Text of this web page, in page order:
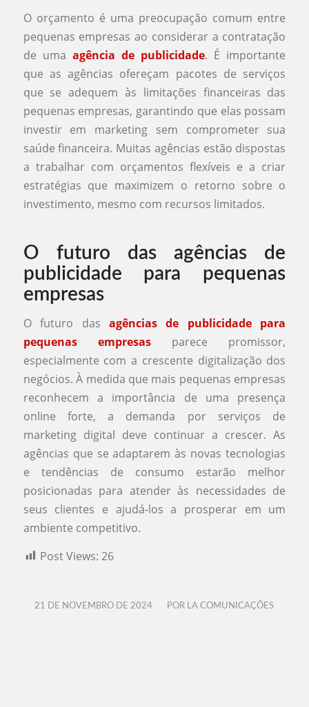
O orçamento é uma preocupação comum entre
pequenas empresas ao considerar a contratação
de uma agência de publicidade. É importante
que as agências ofereçam pacotes de serviços
que se adequem às limitações financeiras das
pequenas empresas, garantindo que elas possam
investir em marketing sem comprometer sua
saúde financeira. Muitas agências estão dispostas
a trabalhar com orçamentos flexíveis e a criar
estratégias que maximizem o retorno sobre o
investimento, mesmo com recursos limitados.
O futuro das agências de
publicidade para pequenas
empresas
O futuro das agências de publicidade para
pequenas empresasparece promissor,
especialmente com a crescente digitalização dos
negócios. À medida que mais pequenas empresas
reconhecem a importância de uma presença
online forte, a demanda por serviços de
marketing digital deve continuar a crescer. As
agências que se adaptarem às novas tecnologias
e tendências de consumo estarão melhor
posicionadas para atender às necessidades de
seus clientes e ajudá-los a prosperar em um
ambiente competitivo.
Post Views: 26
21 DE NOVEMBRO DE 2024
/ POR LA COMUNICAÇÕES